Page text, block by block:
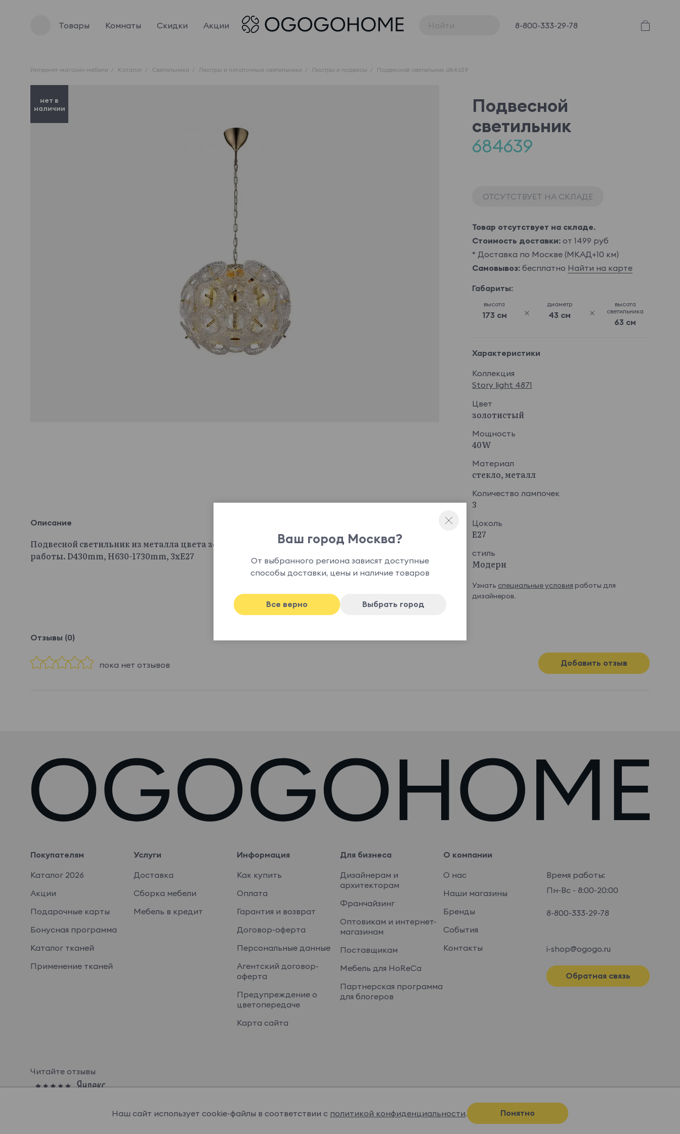
Товары Комнаты Скидки Акции 8-800-333-29-78
Интернет-магазин мебели Каталог Светильники Люстры и потолочные светильники Люстры и подвесы Подвесной светильник 684639
нет в
наличии
Подвесной
светильник
684639
ОТСУТСТВУЕТ НА СКЛАДЕ
Товар отсутствует на складе.
Стоимость доставки:от 1499 руб
* Доставка по Москве (МКАД+10 км)
Самовывоз:бесплатно Найти на карте
Габариты:
высота
173 см
диаметр
43 см
высота
светильника
63 см
Характеристики
Коллекция
Story light 4871
Цвет
золотистый
Мощность
40W
Материал
стекло, металл
Количество лампочек
3
Цоколь
E27
стиль
Модерн
Узнать специальные условия работы для
дизайнеров.
Описание
Подвесной светильник из металла цвета золото в сочетании с прозрачными стеклами ручной
работы. D430mm, H630-1730mm, 3хЕ27
Отзывы (0)
пока нет отзывов Добавить отзыв
Покупателям
Каталог 2026
Акции
Подарочные карты
Бонусная программа
Каталог тканей
Применение тканей
Услуги
Доставка
Сборка мебели
Мебель в кредит
Информация
Как купить
Оплата
Гарантия и возврат
Договор-оферта
Персональные данные
Агентский договор-
оферта
Предупреждение о
цветопередаче
Карта сайта
Для бизнеса
Дизайнерам и
архитекторам
Франчайзинг
Оптовикам и интернет-
магазинам
Поставщикам
Мебель для HoReCa
Партнерская программа
для блогеров
О компании
О нас
Наши магазины
Бренды
События
Контакты
Время работы:
Пн-Вс - 8:00-20:00
8-800-333-29-78
i-shop@ogogo.ru
Обратная связь
Читайте отзывы
© OGOGOHOME, 2026 Спроектировано и нарисовано в
Ваш город Москва?
От выбранного региона зависят доступные
способы доставки, цены и наличие товаров
Все верно Выбрать город
Наш сайт использует cookie-файлы в соответствии с политикой конфиденциальности. Понятно